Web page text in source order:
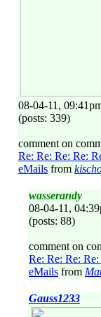
08-04-11,
(posts: 339)
comment on
Re: Re: Re: Re:
eMails from
wasserandy
08-04-11,
(posts: 88)
comment on
Re: Re: Re:
eMails from
Gauss1233